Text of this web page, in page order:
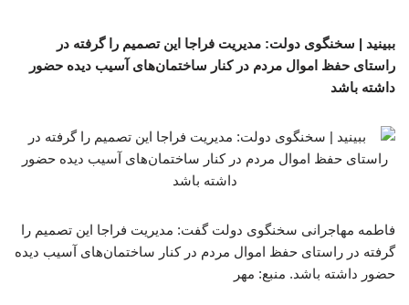
ببینید | سخنگوی دولت: مدیریت فراجا این تصمیم را گرفته در
راستای حفظ اموال مردم در کنار ساختمان‌های آسیب دیده حضور
داشته باشد
فاطمه مهاجرانی سخنگوی دولت گفت: مدیریت فراجا این تصمیم را
گرفته در راستای حفظ اموال مردم در کنار ساختمان‌های آسیب دیده
حضور داشته باشد. منبع: مهر